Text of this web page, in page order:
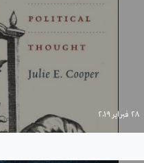
۲۸ فبراير ۲۰۱۹